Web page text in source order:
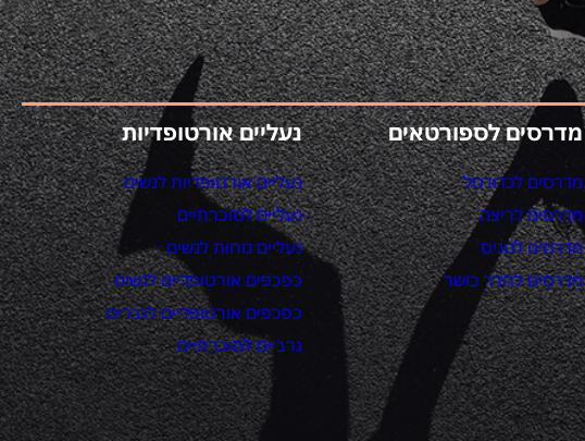
מדרסים לספורטאים
מדרסים לכדורסל
מדרסים לריצה
מדרסים לטניס
מדרסים לחדר כושר
נעליים אורטופדיות
נעליים אורטופדיות לנשים
נעליים לסוכרתיים
נעליים נוחות לנשים
כפכפים אורטופדיים לנשים
כפכפים אורטופדיים לגברים
גרביים לסוכרתיים